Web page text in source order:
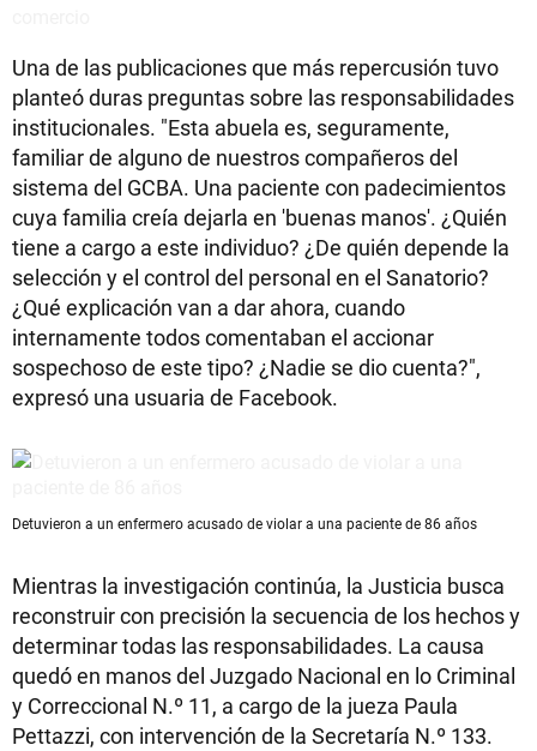
Una de las publicaciones que más repercusión tuvo
planteó duras preguntas sobre las responsabilidades
institucionales. "Esta abuela es, seguramente,
familiar de alguno de nuestros compañeros del
sistema del GCBA. Una paciente con padecimientos
cuya familia creía dejarla en 'buenas manos'. ¿Quién
tiene a cargo a este individuo? ¿De quién depende la
selección y el control del personal en el Sanatorio?
¿Qué explicación van a dar ahora, cuando
internamente todos comentaban el accionar
sospechoso de este tipo? ¿Nadie se dio cuenta?",
expresó una usuaria de Facebook.
Detuvieron a un enfermero acusado de violar a una paciente de 86 años
Mientras la investigación continúa, la Justicia busca
reconstruir con precisión la secuencia de los hechos y
determinar todas las responsabilidades. La causa
quedó en manos del Juzgado Nacional en lo Criminal
y Correccional N.º 11, a cargo de la jueza Paula
Pettazzi, con intervención de la Secretaría N.º 133.